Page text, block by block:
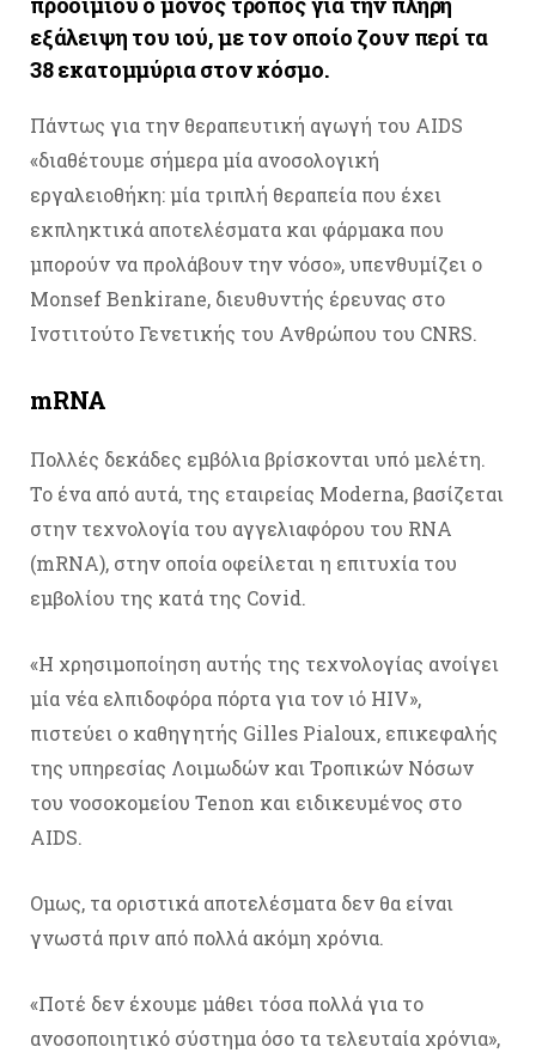
εξάλειψη του ιού, με τον οποίο ζουν περί τα
38 εκατομμύρια στον κόσμο.
Πάντως για την θεραπευτική αγωγή του AIDS
«διαθέτουμε σήμερα μία ανοσολογική
εργαλειοθήκη: μία τριπλή θεραπεία που έχει
εκπληκτικά αποτελέσματα και φάρμακα που
μπορούν να προλάβουν την νόσο», υπενθυμίζει ο
Monsef Benkirane, διευθυντής έρευνας στο
Ινστιτούτο Γενετικής του Ανθρώπου του CNRS.
mRNA
Πολλές δεκάδες εμβόλια βρίσκονται υπό μελέτη.
Το ένα από αυτά, της εταιρείας Moderna, βασίζεται
στην τεχνολογία του αγγελιαφόρου του RNA
(mRNA), στην οποία οφείλεται η επιτυχία του
εμβολίου της κατά της Covid.
«Η χρησιμοποίηση αυτής της τεχνολογίας ανοίγει
μία νέα ελπιδοφόρα πόρτα για τον ιό HIV»,
πιστεύει ο καθηγητής Gilles Pialoux, επικεφαλής
της υπηρεσίας Λοιμωδών και Τροπικών Νόσων
του νοσοκομείου Tenon και ειδικευμένος στο
AIDS.
Ομως, τα οριστικά αποτελέσματα δεν θα είναι
γνωστά πριν από πολλά ακόμη χρόνια.
«Ποτέ δεν έχουμε μάθει τόσα πολλά για το
ανοσοποιητικό σύστημα όσο τα τελευταία χρόνια»,